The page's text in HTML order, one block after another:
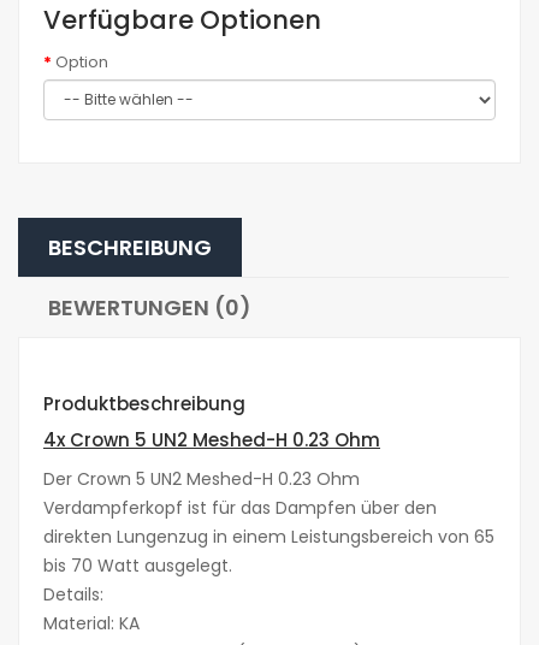
Verfügbare Optionen
Option
BESCHREIBUNG
BEWERTUNGEN (0)
Produktbeschreibung
4x Crown 5 UN2 Meshed-H 0.23 Ohm
Der Crown 5 UN2 Meshed-H 0.23 Ohm
Verdampferkopf ist für das Dampfen über den
direkten Lungenzug in einem Leistungsbereich von 65
bis 70 Watt ausgelegt.
Details:
Material: KA